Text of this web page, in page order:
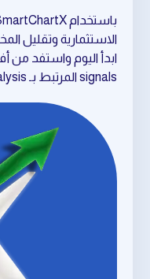
الاستثمارية وتقليل
signals المرتبط بـ WTI analysis.